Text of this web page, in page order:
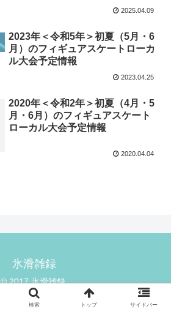
2025.04.09
2023年＜令和5年＞初夏（5月・6
月）のフィギュアスケートローカ
ル大会予定情報
2023.04.25
2020年＜令和2年＞初夏（4月・5
月・6月）のフィギュアスケート
ローカル大会予定情報
2020.04.04
氷滑雑録
© 2017 氷滑雑録.
検索 トップ サイドバー